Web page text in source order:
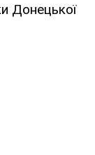
Донецької